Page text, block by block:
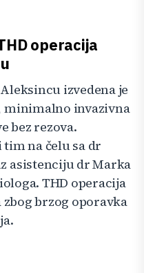
operacija
izvedena je
minimalno invazivna
bez rezova.
na čelu sa dr
asistenciju dr Marka
THD operacija
brzog oporavka